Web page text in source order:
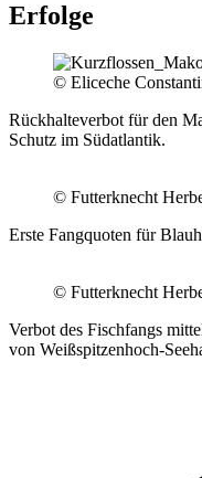
Erfolge
© Eliceche
Rückhalteverbot für den
Schutz im Südatlantik.
© Futterknecht
Erste Fangquoten für
© Futterknecht
Verbot des Fischfangs
von Weißspitzenhoch-